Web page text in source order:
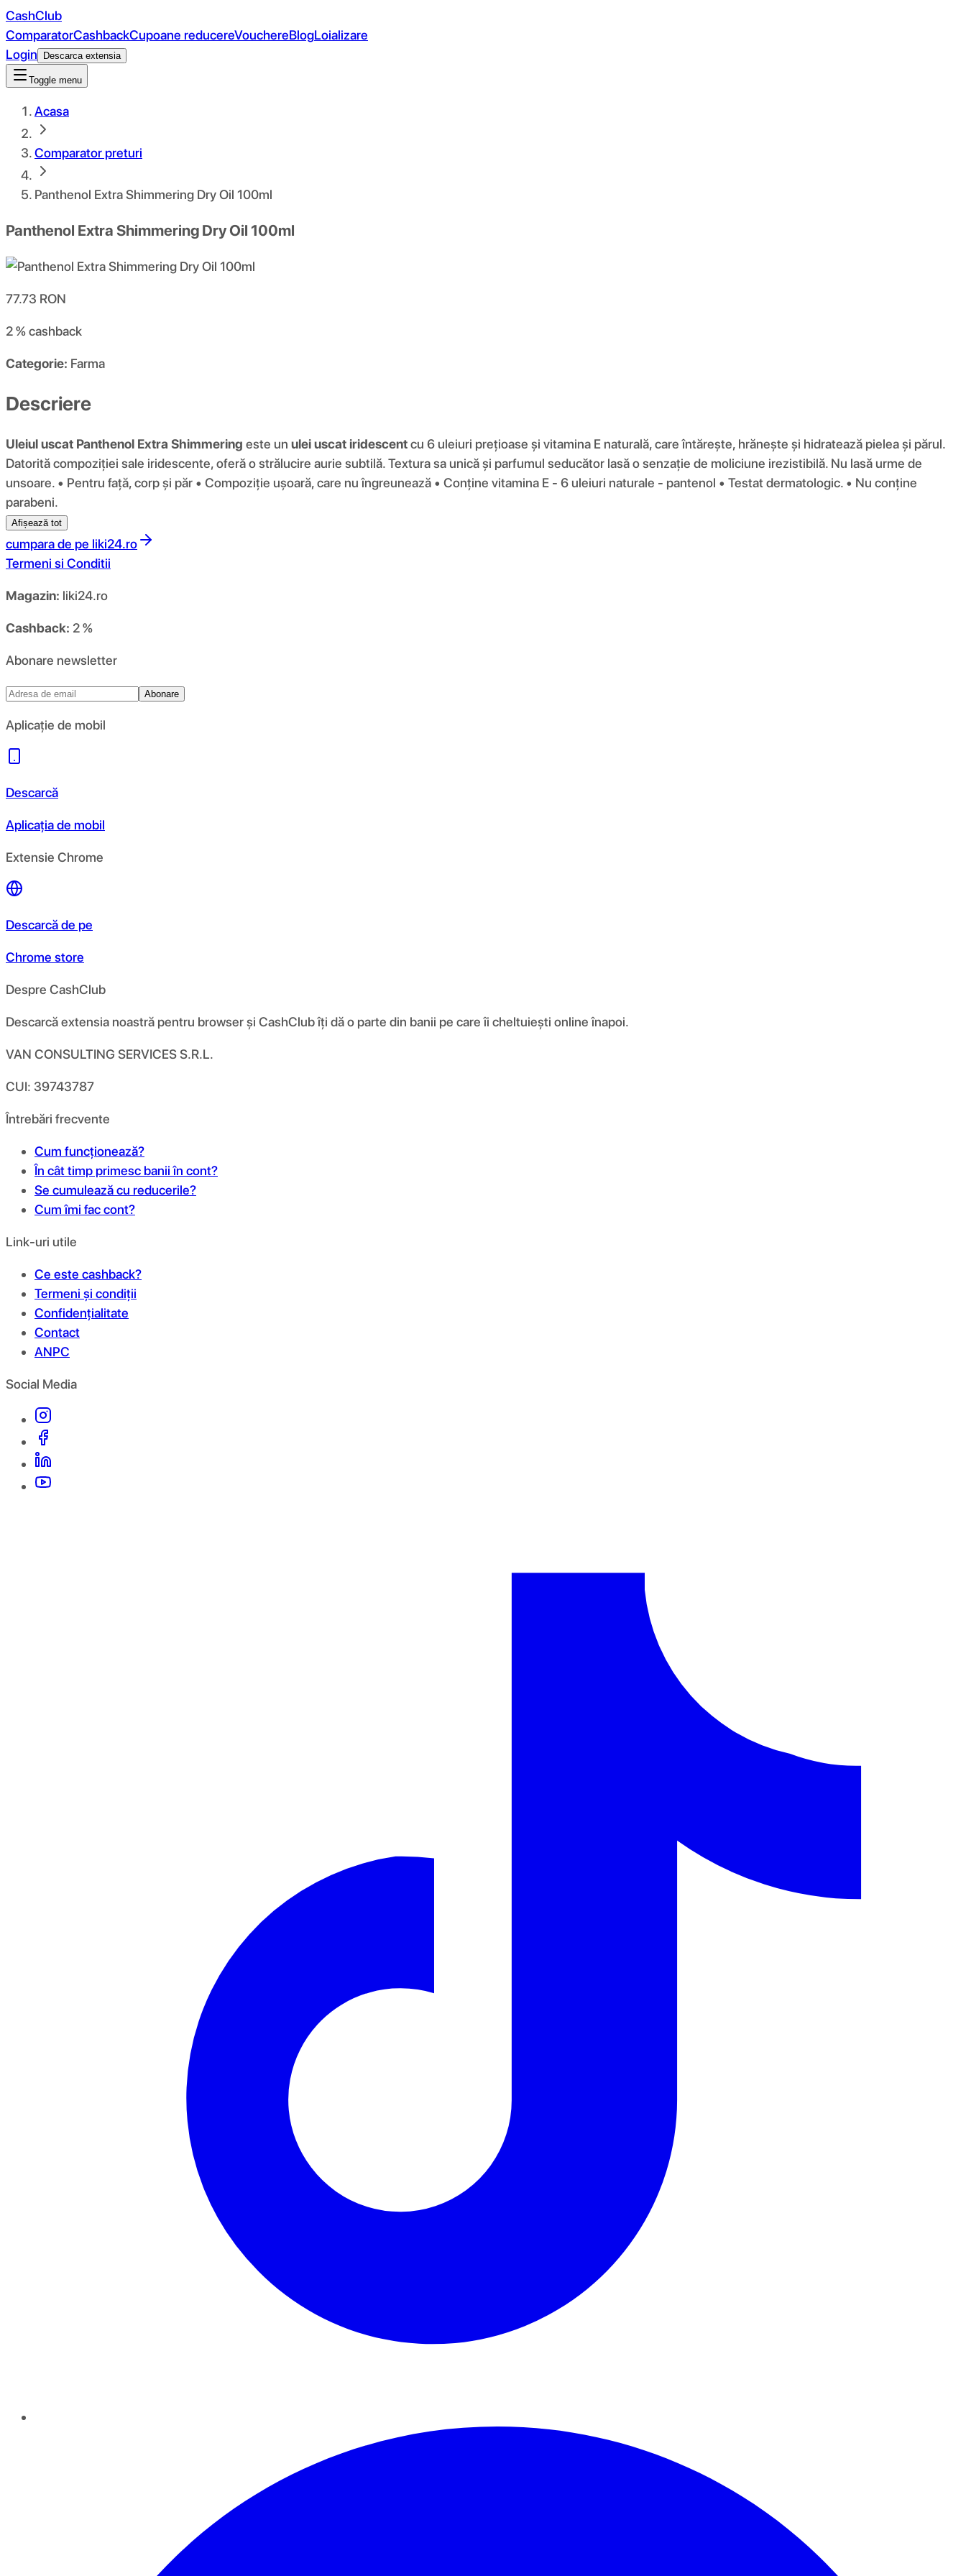
CashClub
ComparatorCashbackCupoane reducereVouchereBlogLoializare
Login
Descarca extensia
Toggle menu
Acasa
Comparator preturi
Panthenol Extra Shimmering Dry Oil 100ml
Panthenol Extra Shimmering Dry Oil 100ml
77.73 RON
2 %cashback
Categorie: Farma
Descriere
Uleiul uscat Panthenol Extra Shimmering este un ulei uscat iridescentcu 6 uleiuri prețioase și vitamina E naturală, care întărește, hrănește și hidratează pielea și părul.
Datorită compoziției sale iridescente, oferă o strălucire aurie subtilă. Textura sa unică și parfumul seducător lasă o senzație de moliciune irezistibilă. Nu lasă urme de
unsoare. • Pentru față, corp și păr • Compoziție ușoară, care nu îngreunează • Conține vitamina E - 6 uleiuri naturale - pantenol • Testat dermatologic. • Nu conține
parabeni.
Afișează tot
cumpara de pe liki24.ro
Termeni si Conditii
Magazin: liki24.ro
Cashback: 2 %
Abonare newsletter
Abonare
Aplicație de mobil
Descarcă
Aplicația de mobil
Extensie Chrome
Descarcă de pe
Chrome store
Despre CashClub
Descarcă extensia noastră pentru browser și CashClub îți dă o parte din banii pe care îi cheltuiești online înapoi.
VAN CONSULTING SERVICES S.R.L.
CUI: 39743787
Întrebări frecvente
Cum funcționează?
În cât timp primesc banii în cont?
Se cumulează cu reducerile?
Cum îmi fac cont?
Link-uri utile
Ce este cashback?
Termeni și condiții
Confidențialitate
Contact
ANPC
Social Media